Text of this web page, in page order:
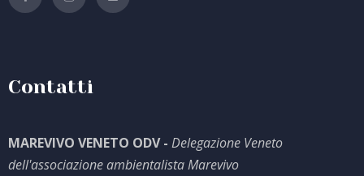
Contatti
MAREVIVO VENETO ODV - Delegazione Veneto
dell'associazione ambientalista Marevivo